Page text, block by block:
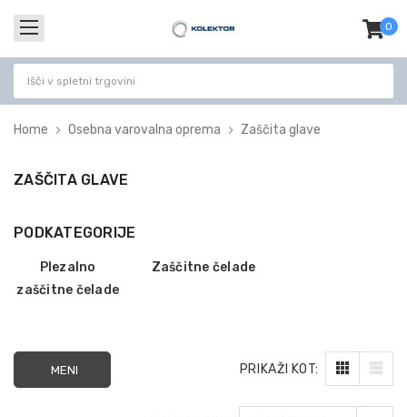
0
-
Home Osebna varovalna oprema Zaščita glave
ZAŠČITA GLAVE
PODKATEGORIJE
Plezalno
zaščitne čelade
Zaščitne čelade
MENI PRIKAŽI KOT: